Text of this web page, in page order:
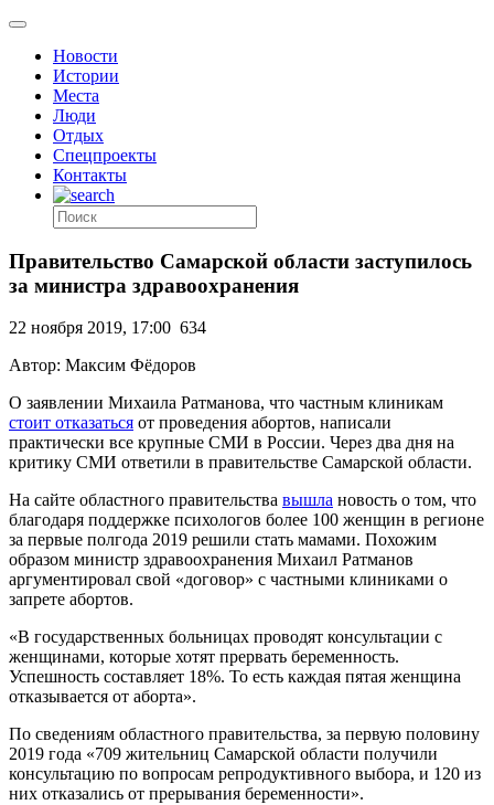
Новости
Истории
Места
Люди
Отдых
Спецпроекты
Контакты
Правительство Самарской области заступилось
за министра здравоохранения
22 ноября 2019, 17:00 634
Автор: Максим Фёдоров
О заявлении Михаила Ратманова, что частным клиникам
стоит отказаться от проведения абортов, написали
практически все крупные СМИ в России. Через два дня на
критику СМИ ответили в правительстве Самарской области.
На сайте областного правительства вышла новость о том, что
благодаря поддержке психологов более 100 женщин в регионе
за первые полгода 2019 решили стать мамами. Похожим
образом министр здравоохранения Михаил Ратманов
аргументировал свой «договор» с частными клиниками о
запрете абортов.
«В государственных больницах проводят консультации с
женщинами, которые хотят прервать беременность.
Успешность составляет 18%. То есть каждая пятая женщина
отказывается от аборта».
По сведениям областного правительства, за первую половину
2019 года «709 жительниц Самарской области получили
консультацию по вопросам репродуктивного выбора, и 120 из
них отказались от прерывания беременности».